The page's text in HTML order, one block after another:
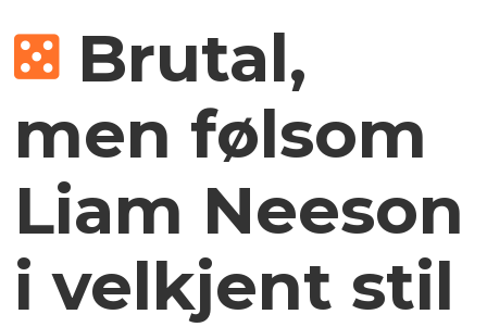
Brutal,
men følsom
Liam Neeson
i velkjent stil